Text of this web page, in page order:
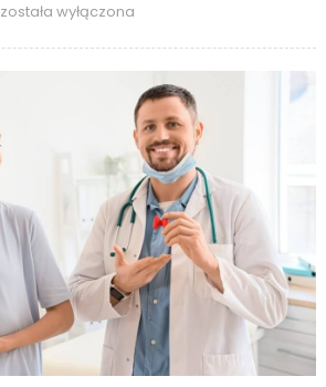
–
została wyłączona